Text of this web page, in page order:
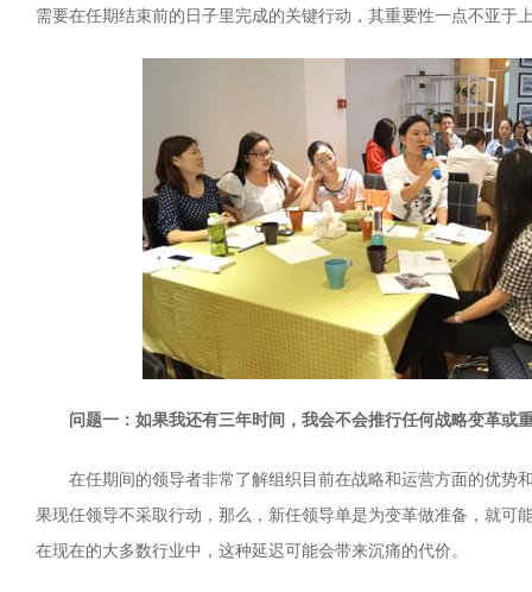
需要在任期结束前的日子里完成的关键行动，其重要性一点不亚于
问题一：如果我还有三年时间，我会不会推行任何战略变革或
在任期间的领导者非常了解组织目前在战略和运营方面的优势
果现任领导不采取行动，那么，新任领导单是为变革做准备，就可
在现在的大多数行业中，这种延迟可能会带来沉痛的代价。